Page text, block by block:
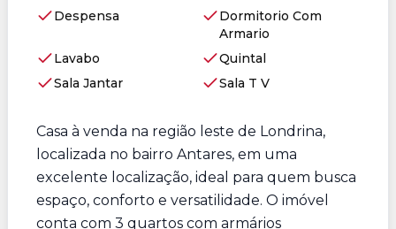
Despensa
Dormitorio Com
Armario
Lavabo
Quintal
Sala Jantar
Sala T V
Casa à venda na região leste de Londrina,
localizada no bairro Antares, em uma
excelente localização, ideal para quem busca
espaço, conforto e versatilidade. O imóvel
conta com 3 quartos com armários